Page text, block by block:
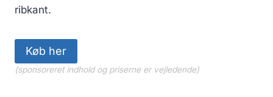
ribkant.
Køb her
(sponsoreret indhold og priserne er vejledende)